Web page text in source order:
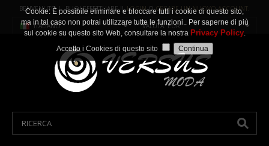
BENVENUTO ! PUOI EFFETTUARE ILLOGINOCREARE UN NUOVO ACCOUNT .
ITALIANO VALUTA: EUR
Cookie: È possibile eliminare e bloccare tutti i cookie di questo sito,
ma in tal caso non potrai utilizzare tutte le funzioni.. Per saperne di più
sui cookie su questo sito Web, consultare la nostra Privacy Policy.
Accetto i Cookies di questo sito